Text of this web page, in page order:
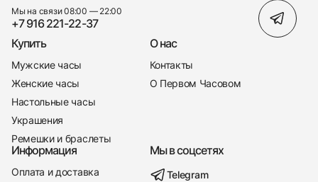
Мы на связи 08:00 — 22:00
+7 916 221-22-37
Купить
Мужские часы
Женские часы
Настольные часы
Украшения
Ремешки и браслеты
О нас
Контакты
О Первом Часовом
Информация
Оплата и доставка
Мы в соцсетях
Telegram